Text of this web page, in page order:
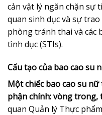
cản vật lý ngăn chặn sự
quan sinh dục và sự
phòng tránh thai và các
tình dục (STIs).
Cấu tạo của bao cao su
Một chiếc bao cao su
phận chính: vòng trong,
quan Quản lý Thực